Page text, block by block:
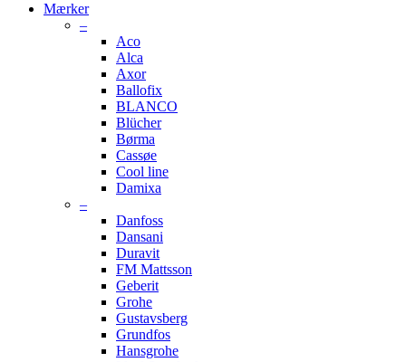
Mærker
–
Aco
Alca
Axor
Ballofix
BLANCO
Blücher
Børma
Cassøe
Cool line
Damixa
–
Danfoss
Dansani
Duravit
FM Mattsson
Geberit
Grohe
Gustavsberg
Grundfos
Hansgrohe